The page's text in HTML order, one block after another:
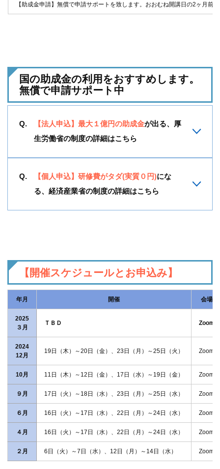
【助成金申請】無償で申請サポートを致します。おおむね開講日の2ヶ月前
国の助成金の利用をおすすめします。
無償で申請サポート中
【法人申込】最大１億円の助成金が出る、厚
生労働省の制度の詳細はこちら
【個人申込】研修費がタダ(実質０円)にな
る、経済産業省の制度の詳細はこちら
【開催スケジュールとお申込み】
年月 開催 会場
2025
３月
ＴＢＤ Zoom
2024
12月
19日（木）～20日（金）、23日（月）～25日（火） Zoom
10月 11日（木）～12日（金）、17日（水）～19日（金） Zoom
９月 17日（火）～18日（水）、23日（月）～25日（水） Zoom
６月 16日（火）～17日（水）、22日（月）～24日（水） Zoom
４月 16日（火）～17日（水）、22日（月）～24日（水） Zoom
２月 6日（火）～7日（水）、12日（月）～14日（水） Zoom